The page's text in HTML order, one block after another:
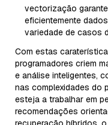
vectorização
eficientemente
variedade de casos
Com estas
programadores criem
e análise inteligentes,
nas complexidades do
esteja a trabalhar em
recomendações